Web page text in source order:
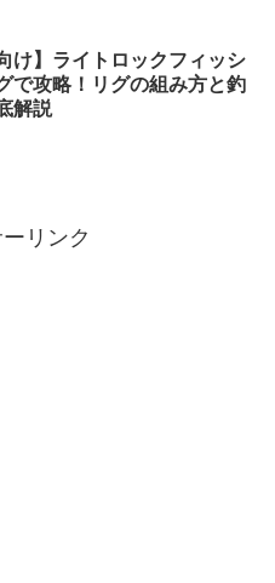
け】ライトロックフィッシ
で攻略！リグの組み方と釣
解説
リンク